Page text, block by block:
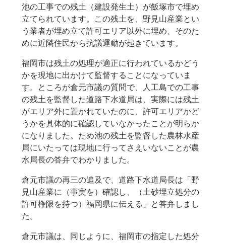
池の工事での残土（建設発生土）が飯塚市で埋め
立てられています。この残土を、野見山産業とい
う業者が埋め立て許可エリア以外に埋め、そのた
めに近隣住民から抗議運動が起きています。
福岡市は残土の処理が適正に行われているかどう
かを現地に出かけて監督することになっていま
す。ところが倉元市議の質問で、人工島での工事
の残土を監督した道路下水道局は、実際には残土
がエリア外に置かれていたのに、許可エリアかど
うかを具体的に確認していなかったことが明らか
になりました。ため池の残土を監督した農林水産
局にいたっては現地に行ってさえいないことが農
水局長の答弁でわかりました。
倉元市議の再三の追及で、道路下水道局長は「野
見山産業に（事実を）確認し、（土砂埋立処分の
許可権限を持つ）福岡県に伝える」と答弁しまし
た。
倉元市議は、同じように、福岡市の指定した処分